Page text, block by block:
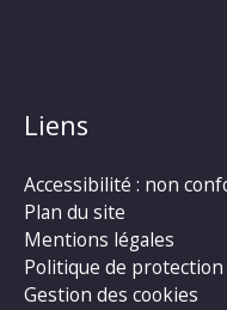
Liens
Accessibilité : non
Plan du site
Mentions légales
Politique de
Gestion des cookies